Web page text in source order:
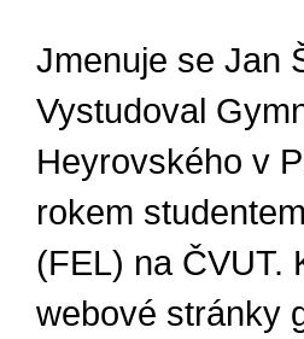
Jmenuje se Jan
Vystudoval
Heyrovského v
rokem
(FEL) na ČVUT.
webové stránky